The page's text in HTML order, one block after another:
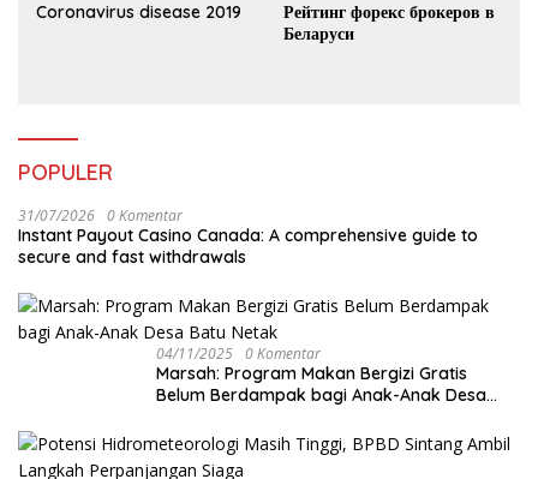
Coronavirus disease 2019
Рейтинг форекс брокеров в
Беларуси
POPULER
31/07/2026 0 Komentar
Instant Payout Casino Canada: A comprehensive guide to
secure and fast withdrawals
04/11/2025 0 Komentar
Marsah: Program Makan Bergizi Gratis
Belum Berdampak bagi Anak-Anak Desa